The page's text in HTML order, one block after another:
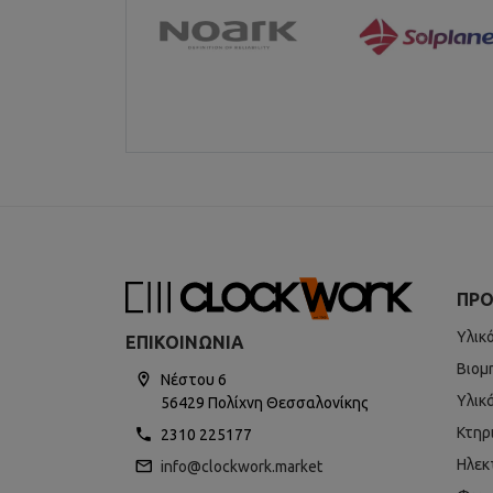
ΕΠΙΚΟΙΝΩΝΊΑ
Νέστου 6
56429 Πολίχνη Θεσσαλονίκης
2310 225177
info@clockwork.market